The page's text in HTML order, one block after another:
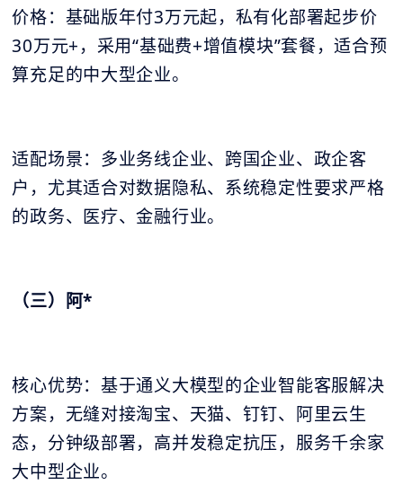
价格：基础版年付3万元起，私有化部署起步价
30万元+，采用“基础费+增值模块”套餐，适合预
算充足的中大型企业。
适配场景：多业务线企业、跨国企业、政企客
户，尤其适合对数据隐私、系统稳定性要求严格
的政务、医疗、金融行业。
（三）阿*
核心优势：基于通义大模型的企业智能客服解决
方案，无缝对接淘宝、天猫、钉钉、阿里云生
态，分钟级部署，高并发稳定抗压，服务千余家
大中型企业。